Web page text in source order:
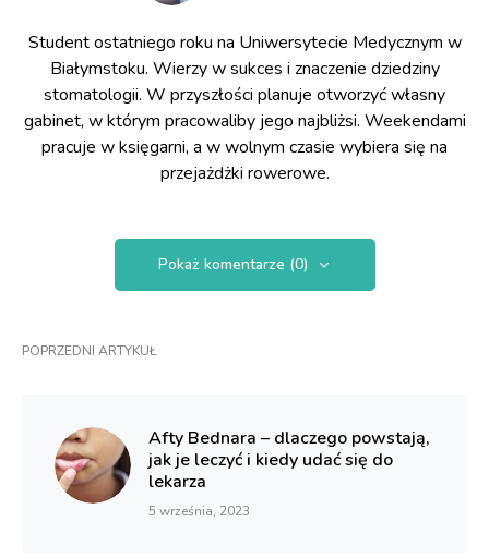
Student ostatniego roku na Uniwersytecie Medycznym w
Białymstoku. Wierzy w sukces i znaczenie dziedziny
stomatologii. W przyszłości planuje otworzyć własny
gabinet, w którym pracowaliby jego najbliżsi. Weekendami
pracuje w księgarni, a w wolnym czasie wybiera się na
przejażdżki rowerowe.
Pokaż komentarze (0)
POPRZEDNI ARTYKUŁ
Afty Bednara – dlaczego powstają,
jak je leczyć i kiedy udać się do
lekarza
5 września, 2023